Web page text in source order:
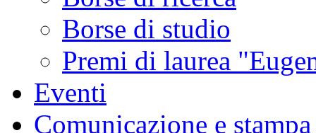
Borse di studio
Premi di laurea
Eventi
Comunicazione e stampa